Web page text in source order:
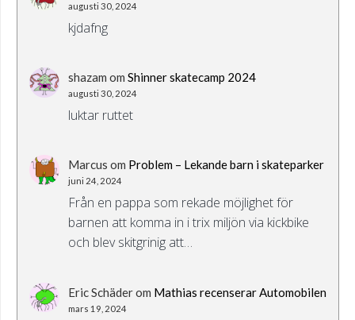
augusti 30, 2024
kjdafng
shazam om Shinner skatecamp 2024
augusti 30, 2024
luktar ruttet
Marcus om Problem – Lekande barn i skateparker
juni 24, 2024
Från en pappa som rekade möjlighet för
barnen att komma in i trix miljön via kickbike
och blev skitgrinig att…
Eric Schäderom Mathias recenserar Automobilen
mars 19, 2024